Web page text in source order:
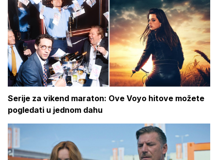
Serije za vikend maraton: Ove Voyo hitove možete
pogledati u jednom dahu